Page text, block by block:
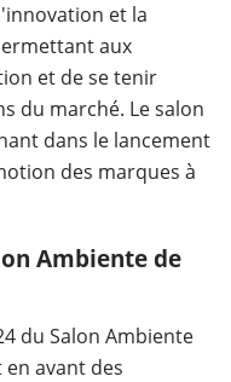
et la
aux
et de se tenir
du marché. Le salon
dans le lancement
des marques à
Ambiente de
du Salon Ambiente
avant des